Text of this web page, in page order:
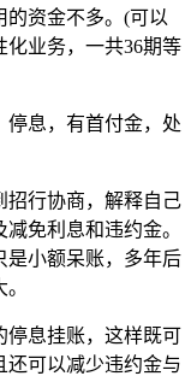
的资金不多。(可以
业务，一共36期等
停息，有首付金，处
招行协商，解释自己
免利息和违约金。
是小额呆账，多年后
停息挂账，这样既可
还可以减少违约金与